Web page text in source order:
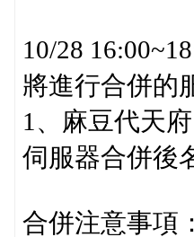
10/28
將進行合併的
1、麻豆代天
伺服器合併後
合併注意事項：